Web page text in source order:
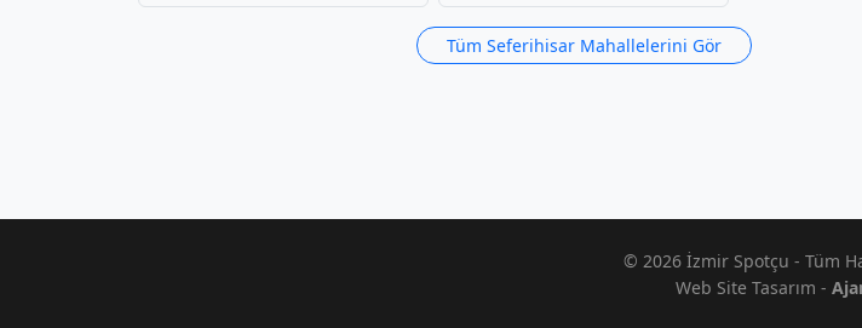
Tüm Seferihisar Mahallelerini Gör
© 2026 İzmir Spotçu - Tüm
Web Site Tasarım -